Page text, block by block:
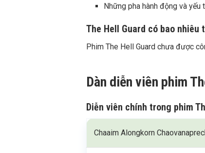
Những pha hành động và yếu
The Hell Guard có bao nhiêu
Phim The Hell Guard chưa được
Dàn diễn viên phim
Diễn viên chính trong phim
Chaaim Alongkorn